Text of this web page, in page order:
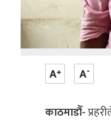
काठमाडौँ-